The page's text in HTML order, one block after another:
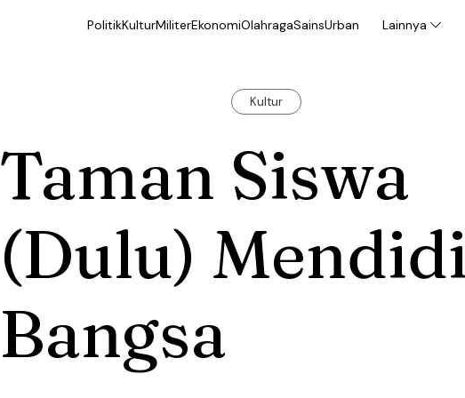
PolitikKulturMiliterEkonomiOlahragaSainsUrban Lainnya
Kultur
Taman Siswa
(Dulu)
Bangsa